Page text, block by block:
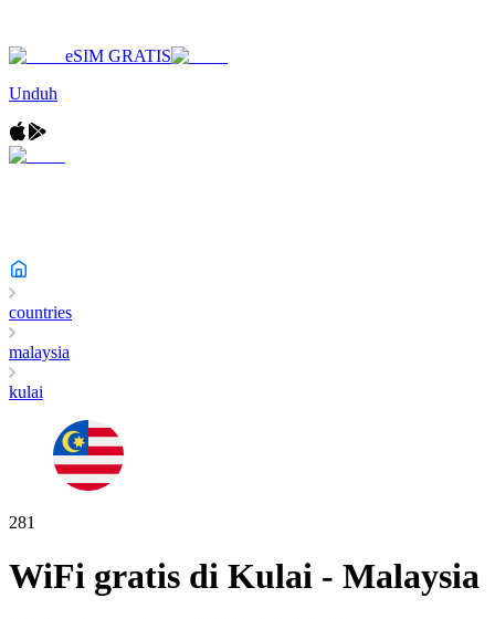
eSIM GRATIS
Unduh
countries
malaysia
kulai
281
WiFi gratis di Kulai - Malaysia